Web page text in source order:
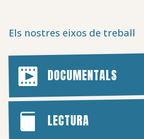
Els nostres eixos de treball
DOCUMENTALS
LECTURA